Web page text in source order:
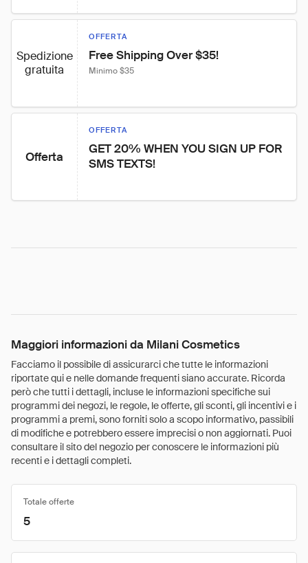
Spedizione
gratuita
OFFERTA
Free Shipping Over $35!
Minimo $35
Offerta
OFFERTA
GET 20% WHEN YOU SIGN UP FOR
SMS TEXTS!
Maggiori informazioni da Milani Cosmetics
Facciamo il possibile di assicurarci che tutte le informazioni
riportate qui e nelle domande frequenti siano accurate. Ricorda
però che tutti i dettagli, incluse le informazioni specifiche sui
programmi dei negozi, le regole, le offerte, gli sconti, gli incentivi e i
programmi a premi, sono forniti solo a scopo informativo, passibili
di modifiche e potrebbero essere imprecisi o non aggiornati. Puoi
consultare il sito del negozio per conoscere le informazioni più
recenti e i dettagli completi.
Totale offerte
5